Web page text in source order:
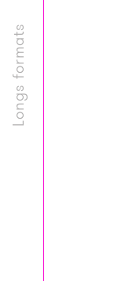
Longs formats